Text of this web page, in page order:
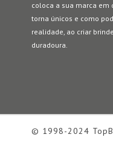
coloca a sua marca em
torna únicos e como
realidade, ao criar
duradoura.
© 1998-2024